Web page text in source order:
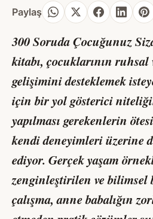
Paylaş
300 Soruda Çocuğunuz
kitabı, çocuklarının ruhsal
gelişimini desteklemek
için bir yol gösterici
yapılması gerekenlerin
kendi deneyimleri üzerine
ediyor. Gerçek yaşam
zenginleştirilen ve bilimsel
çalışma, anne babalığın